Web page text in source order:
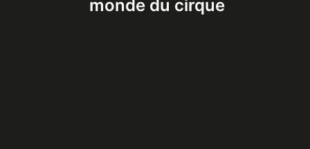
monde du cirque